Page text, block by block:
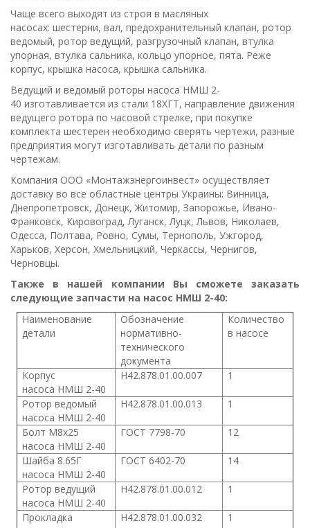
Чаще всего выходят из строя в масляных
насосах: шестерни, вал, предохранительный клапан, ротор
ведомый, ротор ведущий, разгрузочный клапан, втулка
упорная, втулка сальника, кольцо упорное, пята. Реже
корпус, крышка насоса, крышка сальника.
Ведущий и ведомый роторы насоса НМШ 2-
40 изготавливается из стали 18ХГТ, направление движения
ведущего ротора по часовой стрелке, при покупке
комплекта шестерен необходимо сверять чертежи, разные
предприятия могут изготавливать детали по разным
чертежам.
Компания ООО «Монтажэнергоинвест» осуществляет
доставку во все областные центры Украины: Винница,
Днепропетровск, Донецк, Житомир, Запорожье, Ивано-
Франковск, Кировоград, Луганск, Луцк, Львов, Николаев,
Одесса, Полтава, Ровно, Сумы, Тернополь, Ужгород,
Харьков, Херсон, Хмельницкий, Черкассы, Чернигов,
Черновцы.
Также в нашей компании Вы сможете заказать
следующие запчасти на насос НМШ 2-40:
Наименование
детали
Обозначение
нормативно-
технического
документа
Количество
в насосе
Корпус
насоса НМШ 2-40
Н42.878.01.00.007 1
Ротор ведомый
насоса НМШ 2-40
Н42.878.01.00.013 1
Болт М8х25
насоса НМШ 2-40
ГОСТ 7798-70 12
Шайба 8.65Г
насоса НМШ 2-40
ГОСТ 6402-70 14
Ротор ведущий
насоса НМШ 2-40
Н42.878.01.00.012 1
Прокладка
Н42.878.01.00.032 1